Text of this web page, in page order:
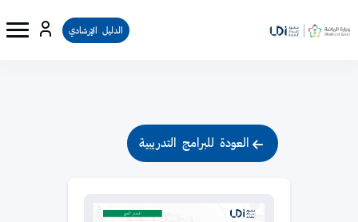
الدليل الإرشادي
العودة للبرامج التدريبية